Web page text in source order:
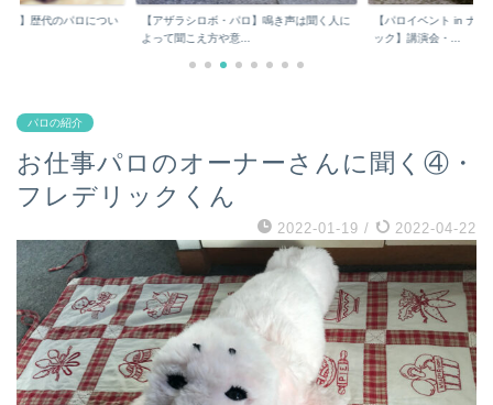
ロ】鳴き声は聞く人に
【パロイベント in ナゴヤガーデンクリニ
ック】講演会・...
あなたが知りたい・見
は？
パロの紹介
お仕事パロのオーナーさんに聞く④・
フレデリックくん
2022-01-19 / 2022-04-22